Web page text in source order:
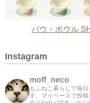
パウ・ボウル
Instagram
moff_neco
もふねこ暮らしで毎
す。マイペースで投